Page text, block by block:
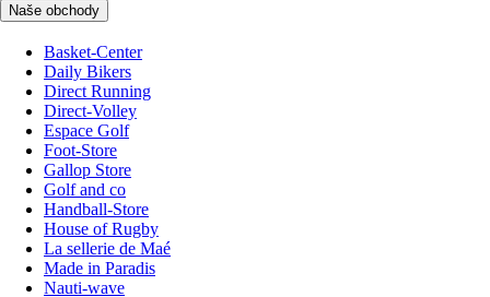
Naše obchody
Basket-Center
Daily Bikers
Direct Running
Direct-Volley
Espace Golf
Foot-Store
Gallop Store
Golf and co
Handball-Store
House of Rugby
La sellerie de Maé
Made in Paradis
Nauti-wave